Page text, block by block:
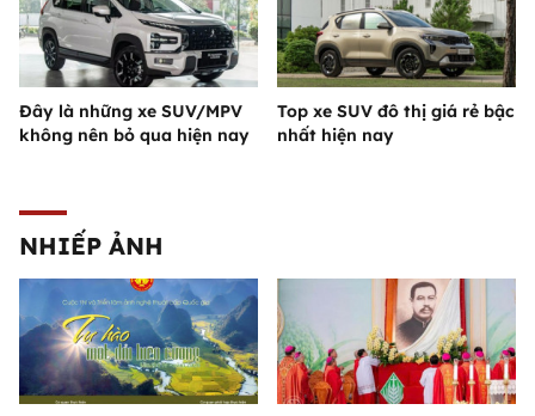
Đây là những xe SUV/MPV
không nên bỏ qua hiện nay
Top xe SUV đô thị giá rẻ bậc
nhất hiện nay
NHIẾP ẢNH